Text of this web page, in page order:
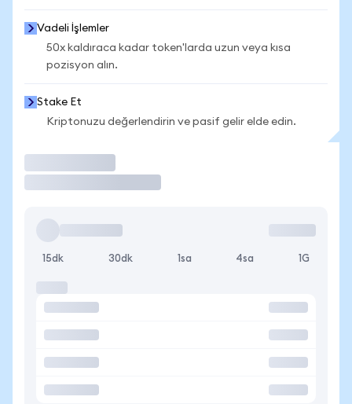
Vadeli İşlemler
50x kaldıraca kadar token'larda uzun veya kısa
pozisyon alın.
Stake Et
Kriptonuzu değerlendirin ve pasif gelir elde edin.
15dk 30dk 1sa 4sa 1G